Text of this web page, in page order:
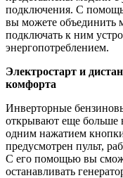
подключения. С
вы можете объединить
подключать к ним
энергопотреблением.
Электростарт и
комфорта
Инверторные
открывают еще больше
одним нажатием
предусмотрен пульт,
С его помощью вы
останавливать